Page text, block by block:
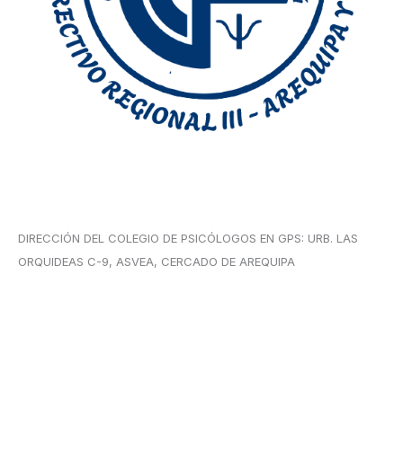
DIRECCIÓN DEL COLEGIO DE PSICÓLOGOS EN GPS: URB. LAS
ORQUIDEAS C-9, ASVEA, CERCADO DE AREQUIPA